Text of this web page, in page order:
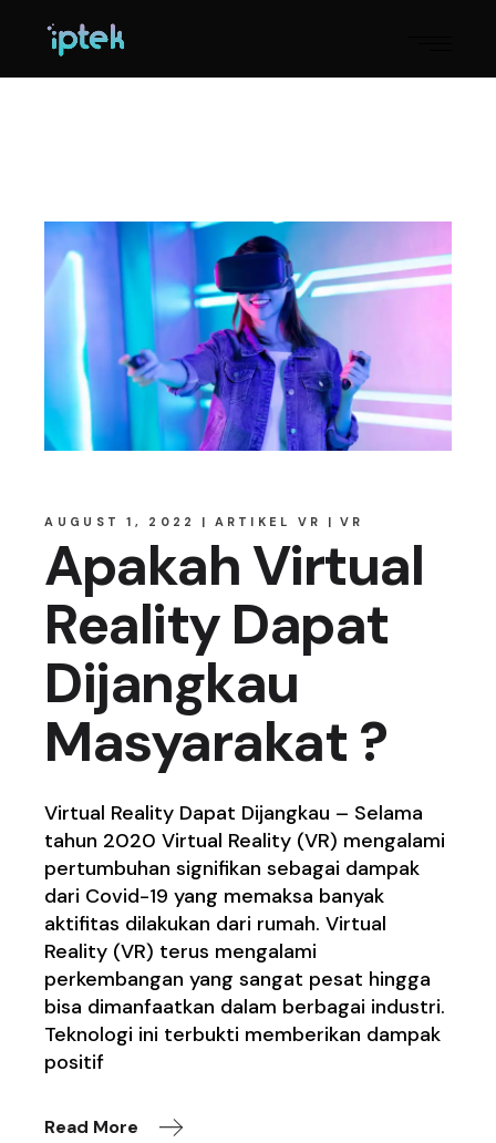
AUGUST 1, 2022 ARTIKEL VR VR
Apakah Virtual
Reality Dapat
Dijangkau
Masyarakat ?
Virtual Reality Dapat Dijangkau – Selama
tahun 2020 Virtual Reality (VR) mengalami
pertumbuhan signifikan sebagai dampak
dari Covid-19 yang memaksa banyak
aktifitas dilakukan dari rumah. Virtual
Reality (VR) terus mengalami
perkembangan yang sangat pesat hingga
bisa dimanfaatkan dalam berbagai industri.
Teknologi ini terbukti memberikan dampak
positif
Read More